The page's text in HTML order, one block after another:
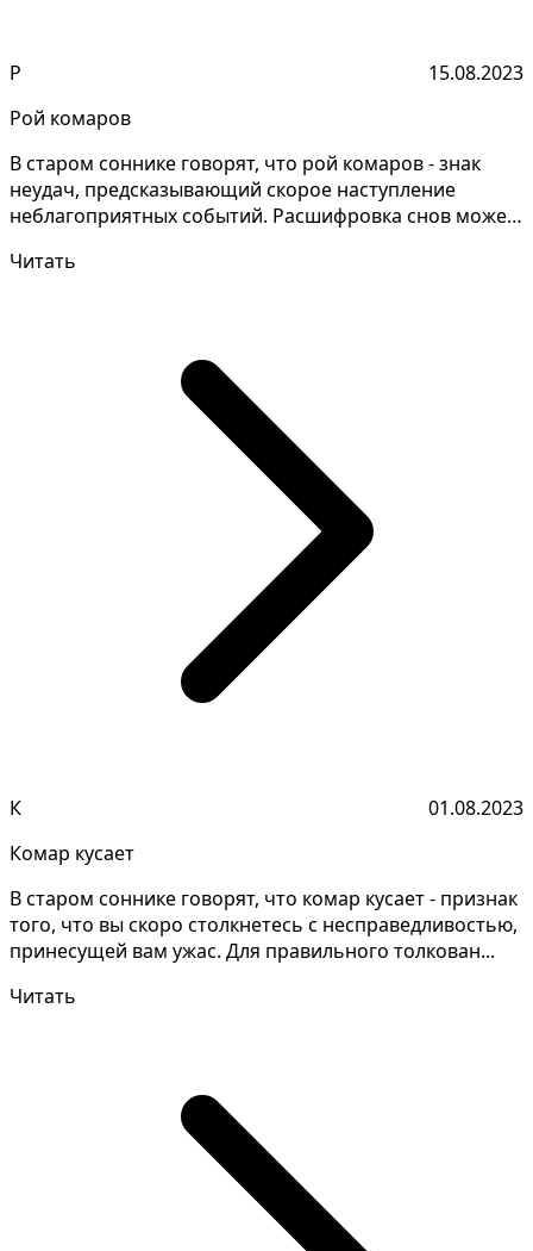
Р
15.08.2023
Рой комаров
В старом соннике говорят, что рой комаров - знак
неудач, предсказывающий скорое наступление
неблагоприятных событий. Расшифровка снов может
Читать
К
01.08.2023
Комар кусает
В старом соннике говорят, что комар кусает - признак
того, что вы скоро столкнетесь с несправедливостью,
принесущей вам ужас. Для правильного толкован...
Читать